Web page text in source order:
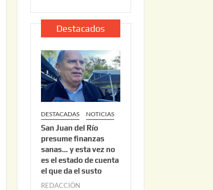
2
6
l
i
o
2
2
,
2
0
2
6
Destacados
DESTACADAS NOTICIAS
San Juan del Río
presume finanzas
sanas… y esta vez no
es el estado de cuenta
el que da el susto
REDACCIÓN